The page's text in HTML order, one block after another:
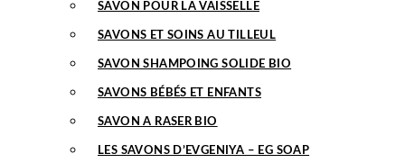
SAVON POUR LA VAISSELLE
SAVONS ET SOINS AU TILLEUL
SAVON SHAMPOING SOLIDE BIO
SAVONS BÉBÉS ET ENFANTS
SAVON A RASER BIO
LES SAVONS D’EVGENIYA – EG SOAP